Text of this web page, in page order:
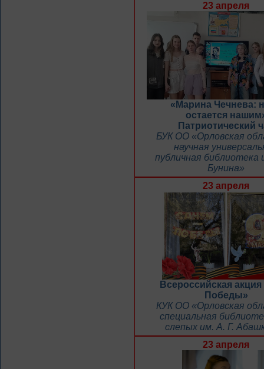
23 апреля
«Марина Чечнева:
остается
Патриотический
БУК ОО «Орловская
научная
публичная библиотека
Бунина»
23 апреля
Всероссийская
Победы»
КУК ОО «Орловская
специальная
слепых им. А. Г.
23 апреля